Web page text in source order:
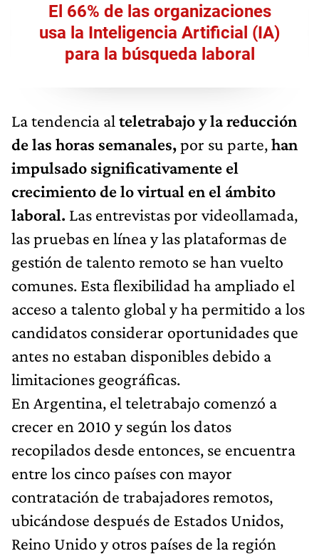
El 66% de las organizaciones
usa la Inteligencia Artificial (IA)
para la búsqueda laboral
La tendencia al teletrabajo y la reducción
de las horas semanales,por su parte,han
impulsado significativamente el
crecimiento de lo virtual en el ámbito
laboral. Las entrevistas por videollamada,
las pruebas en línea y las plataformas de
gestión de talento remoto se han vuelto
comunes. Esta flexibilidad ha ampliado el
acceso a talento global y ha permitido a los
candidatos considerar oportunidades que
antes no estaban disponibles debido a
limitaciones geográficas.
En Argentina, el teletrabajo comenzó a
crecer en 2010 y según los datos
recopilados desde entonces, se encuentra
entre los cinco países con mayor
contratación de trabajadores remotos,
ubicándose después de Estados Unidos,
Reino Unido y otros países de la región